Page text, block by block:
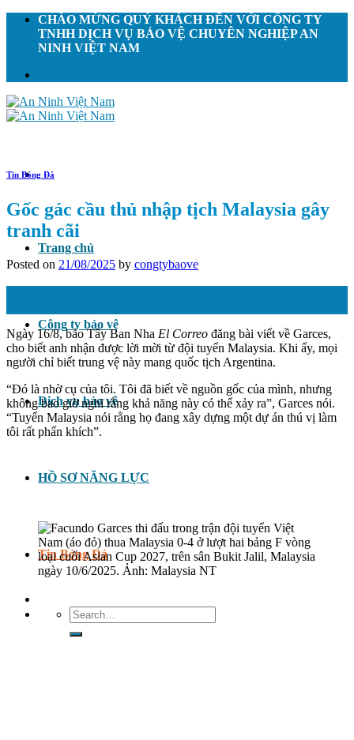
Skip
content
CHÀO MỪNG QUÝ KHÁCH ĐẾN VỚI CÔNG TY
TNHH DỊCH VỤ BẢO VỆ CHUYÊN NGHIỆP AN
NINH VIỆT NAM
Trang chủ
Công ty bảo vệ
Dịch vụ bảo vệ
HỒ SƠ NĂNG LỰC
Tin Bóng Đá
Search
for:
Tin Bóng Đá
Gốc gác cầu thủ nhập tịch Malaysia gây
tranh cãi
Posted on 21/08/2025 by congtybaove
Ngày 16/8, báo Tây Ban Nha El Correo đăng bài viết về Garces,
cho biết anh nhận được lời mời từ đội tuyển Malaysia. Khi ấy, mọi
người chỉ biết trung vệ này mang quốc tịch Argentina.
“Đó là nhờ cụ của tôi. Tôi đã biết về nguồn gốc của mình, nhưng
không bao giờ nghĩ rằng khả năng này có thể xảy ra”, Garces nói.
“Tuyển Malaysia nói rằng họ đang xây dựng một dự án thú vị làm
tôi rất phấn khích”.